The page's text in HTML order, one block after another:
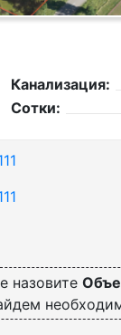
Канализация:
Сотки:
назовите